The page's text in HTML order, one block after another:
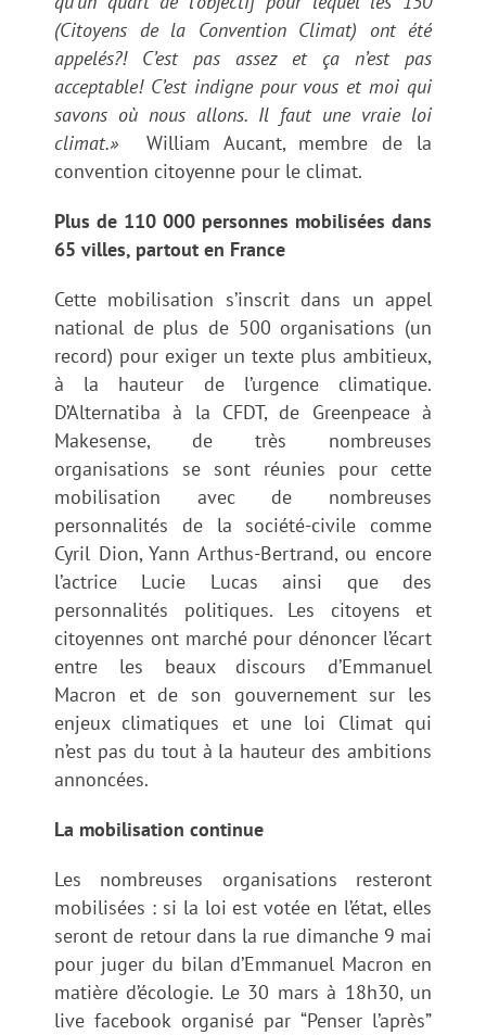
(Citoyens de la Convention Climat) ont été
appelés?! C’est pas assez et ça n’est pas
acceptable! C’est indigne pour vous et moi qui
savons où nous allons. Il faut une vraie loi
climat.» William Aucant, membre de la
convention citoyenne pour le climat.
Plus de 110 000 personnes mobilisées dans
65 villes, partout en France
Cette mobilisation s’inscrit dans un appel
national de plus de 500 organisations (un
record) pour exiger un texte plus ambitieux,
à la hauteur de l’urgence climatique.
D’Alternatiba à la CFDT, de Greenpeace à
Makesense, de très nombreuses
organisations se sont réunies pour cette
mobilisation avec de nombreuses
personnalités de la société-civile comme
Cyril Dion, Yann Arthus-Bertrand, ou encore
l’actrice Lucie Lucas ainsi que des
personnalités politiques. Les citoyens et
citoyennes ont marché pour dénoncer l’écart
entre les beaux discours d’Emmanuel
Macron et de son gouvernement sur les
enjeux climatiques et une loi Climat qui
n’est pas du tout à la hauteur des ambitions
annoncées.
La mobilisation continue
Les nombreuses organisations resteront
mobilisées : si la loi est votée en l’état, elles
seront de retour dans la rue dimanche 9 mai
pour juger du bilan d’Emmanuel Macron en
matière d’écologie. Le 30 mars à 18h30, un
live facebook organisé par “Penser l’après”